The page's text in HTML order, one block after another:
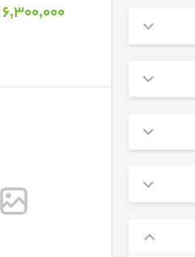
6٬300٬000 تومان